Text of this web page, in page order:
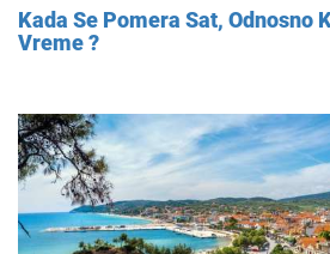
Kada Se Pomera Sat, Odnosno
Vreme ?